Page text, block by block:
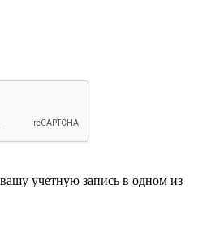
учетную запись в одном из